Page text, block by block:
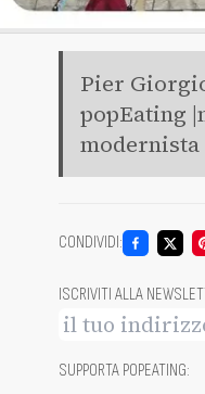
Pier
popEating
CONDIVIDI:
ISCRIVITI ALLA
SUPPORTA POPEATING: